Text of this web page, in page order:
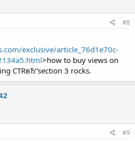
#8
exclusive/article_76d1e70c-
>how to buy views on
CTRвЂ”section 3 rocks.
#9